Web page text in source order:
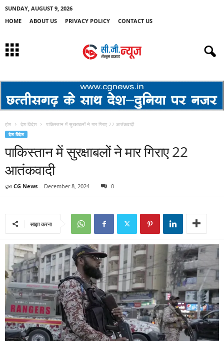
SUNDAY, AUGUST 9, 2026
HOME
ABOUT US PRIVACY POLICY CONTACT US
होम देश-विदेश पाकिस्तान में सुरक्षाबलों ने मार गिराए 22 आतंकवादी
देश-विदेश
पाकिस्तान में सुरक्षाबलों ने मार गिराए 22
आतंकवादी
द्वारा CG News - December 8, 2024 0
साझा करना